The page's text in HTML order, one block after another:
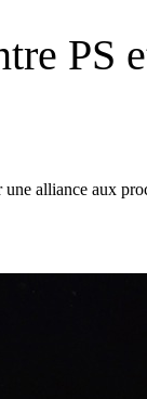
PS
alliance aux